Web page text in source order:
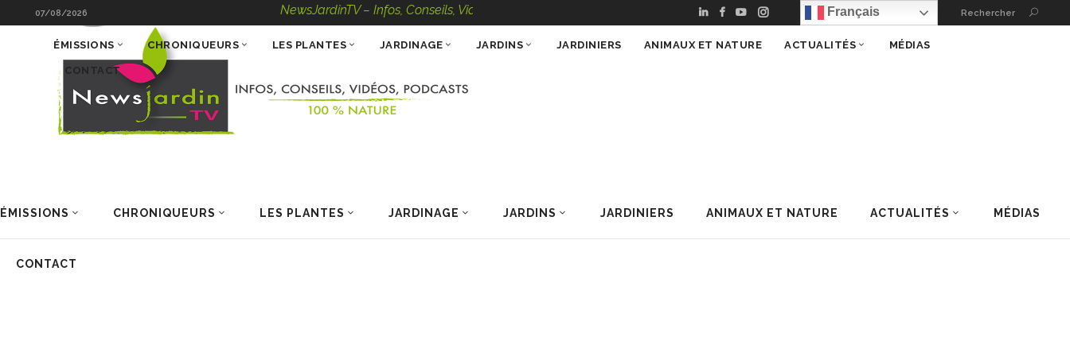
07/08/2026 NewsJardinTV – Infos, Conseils, Vidéos, Podcasts – 100 % Nature Français Rechercher
ÉMISSIONS CHRONIQUEURS LES PLANTES JARDINAGE JARDINS JARDINIERS ANIMAUX ET NATURE ACTUALITÉS MÉDIAS
CONTACT
ÉMISSIONS CHRONIQUEURS LES PLANTES JARDINAGE JARDINS JARDINIERS ANIMAUX ET NATURE ACTUALITÉS MÉDIAS
CONTACT